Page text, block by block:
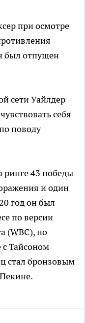
при осмотре
был отпущен
сети Уайлдер
себя
поводу
ринге 43 победы
и один
год он был
по версии
(WBC), но
с Тайсоном
стал бронзовым